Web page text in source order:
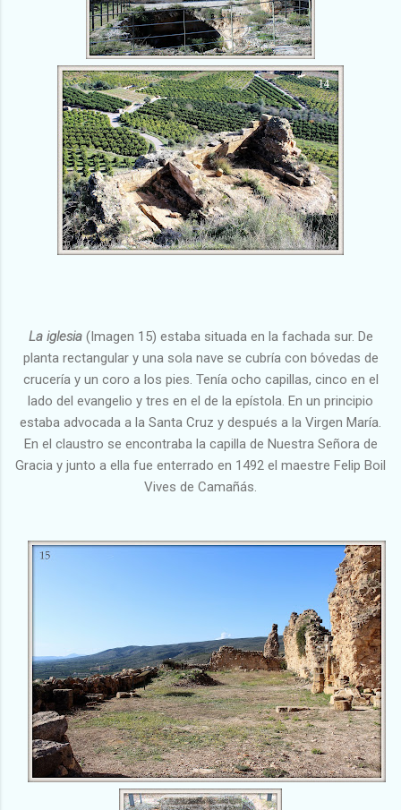
La iglesia(Imagen 15) estaba situada en la fachada sur. De
planta rectangular y una sola nave se cubría con bóvedas de
crucería y un coro a los pies. Tenía ocho capillas, cinco en el
lado del evangelio y tres en el de la epístola. En un principio
estaba advocada a la Santa Cruz y después a la Virgen María.
En el claustro se encontraba la capilla de Nuestra Señora de
Gracia y junto a ella fue enterrado en 1492 el maestre Felip Boil
Vives de Camañás.